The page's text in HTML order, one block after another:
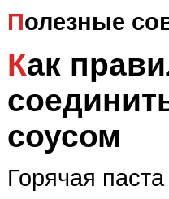
Полезные
Как правильно
соусом
Горячая